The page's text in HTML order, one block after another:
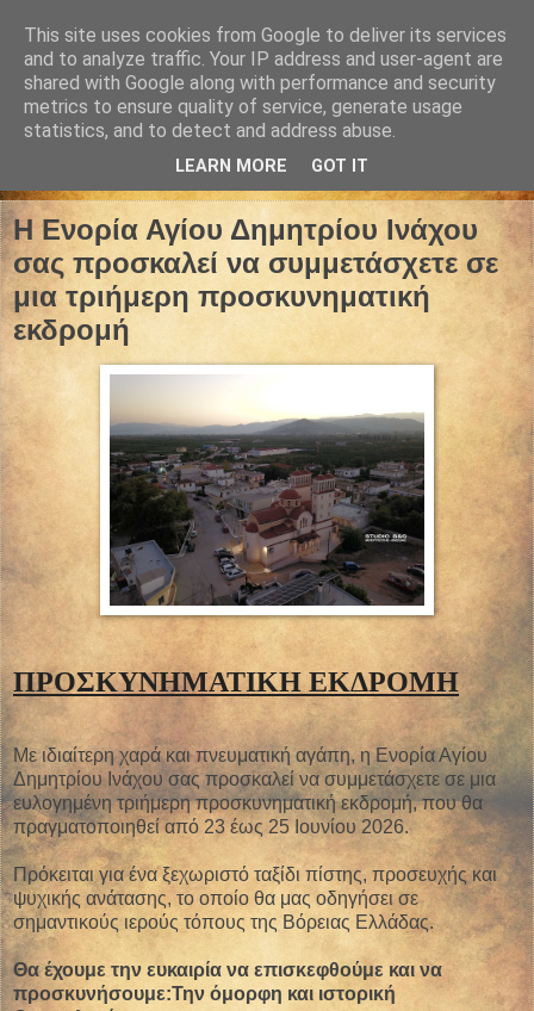
Η Ενορία Αγίου Δημητρίου Ινάχου
σας προσκαλεί να συμμετάσχετε σε
μια τριήμερη προσκυνηματική
εκδρομή
ΠΡΟΣΚΥΝΗΜΑΤΙΚΗ ΕΚΔΡΟΜΗ
Με ιδιαίτερη χαρά και πνευματική αγάπη, η Ενορία Αγίου
Δημητρίου Ινάχου σας προσκαλεί να συμμετάσχετε σε μια
ευλογημένη τριήμερη προσκυνηματική εκδρομή, που θα
πραγματοποιηθεί από 23 έως 25 Ιουνίου 2026.
Πρόκειται για ένα ξεχωριστό ταξίδι πίστης, προσευχής και
ψυχικής ανάτασης, το οποίο θα μας οδηγήσει σε
σημαντικούς ιερούς τόπους της Βόρειας Ελλάδας.
Θα έχουμε την ευκαιρία να επισκεφθούμε και να
προσκυνήσουμε:Την όμορφη και ιστορική
This site uses cookies from Google to deliver its services
and to analyze traffic. Your IP address and user-agent are
shared with Google along with performance and security
metrics to ensure quality of service, generate usage
statistics, and to detect and address abuse.
LEARN MORE GOT IT